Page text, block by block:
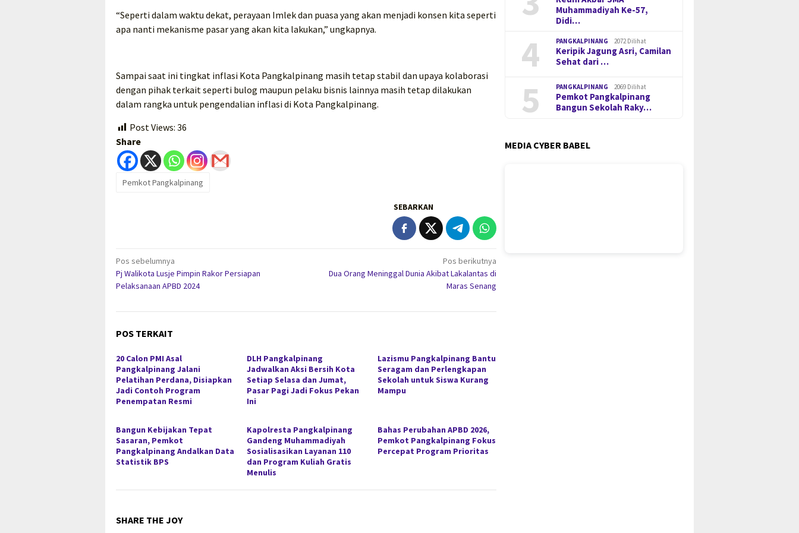
“Seperti dalam waktu dekat, perayaan Imlek dan puasa yang akan menjadi konsen kita seperti
apa nanti mekanisme pasar yang akan kita lakukan,” ungkapnya.
Sampai saat ini tingkat inflasi Kota Pangkalpinang masih tetap stabil dan upaya kolaborasi
dengan pihak terkait seperti bulog maupun pelaku bisnis lainnya masih tetap dilakukan
dalam rangka untuk pengendalian inflasi di Kota Pangkalpinang.
Post Views: 36
Share
Pemkot Pangkalpinang
SEBARKAN
Navigasi
pos
Pos sebelumnya
Pj Walikota Lusje Pimpin Rakor Persiapan
Pelaksanaan APBD 2024
Pos berikutnya
Dua Orang Meninggal Dunia Akibat Lakalantas di
Maras Senang
POS TERKAIT
20 Calon PMI Asal
Pangkalpinang Jalani
Pelatihan Perdana, Disiapkan
Jadi Contoh Program
Penempatan Resmi
DLH Pangkalpinang
Jadwalkan Aksi Bersih Kota
Setiap Selasa dan Jumat,
Pasar Pagi Jadi Fokus Pekan
Ini
Lazismu Pangkalpinang Bantu
Seragam dan Perlengkapan
Sekolah untuk Siswa Kurang
Mampu
Bangun Kebijakan Tepat
Sasaran, Pemkot
Pangkalpinang Andalkan Data
Statistik BPS
Kapolresta Pangkalpinang
Gandeng Muhammadiyah
Sosialisasikan Layanan 110
dan Program Kuliah Gratis
Menulis
Bahas Perubahan APBD 2026,
Pemkot Pangkalpinang Fokus
Percepat Program Prioritas
Muhammadiyah Ke-57,
Didi…
4 PANGKALPINANG 2072 Dilihat
Keripik Jagung Asri, Camilan
Sehat dari …
5 PANGKALPINANG 2069 Dilihat
Pemkot Pangkalpinang
Bangun Sekolah Raky…
MEDIA CYBER BABEL
SHARE THE JOY